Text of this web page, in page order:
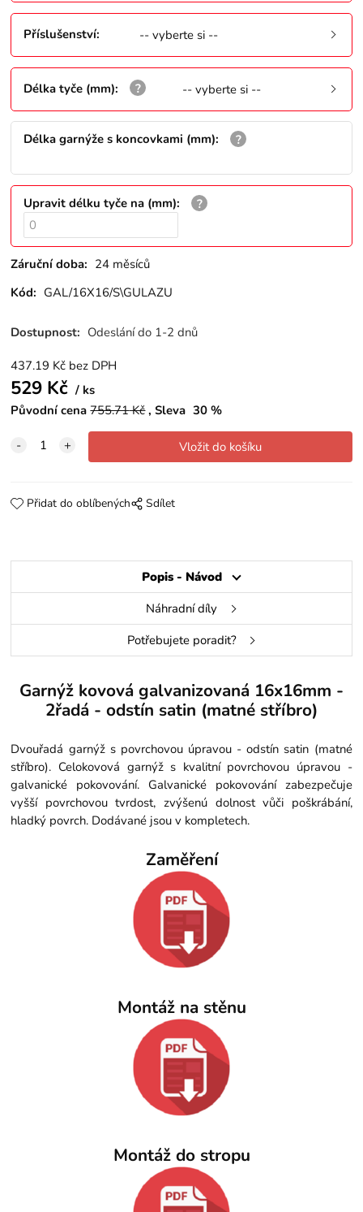
Příslušenství: -- vyberte si --
Délka tyče (mm): -- vyberte si --
Délka garnýže s koncovkami (mm):
Upravit délku tyče na (mm):
Záruční doba: 24 měsíců
Kód: GAL/16X16/S\GULAZU
Dostupnost: Odeslání do 1-2 dnů
437.19 Kč bez DPH
529 Kč
ks
Původní cena 755.71Kč Sleva 30 %
Přidat do oblíbených Sdílet
Popis - Návod
Náhradní díly
Potřebujete poradit?
Garnýž kovová galvanizovaná 16x16mm -
2řadá - odstín satin (matné stříbro)
Dvouřadá garnýž s povrchovou úpravou - odstín satin (matné
stříbro). Celokovová garnýž s kvalitní povrchovou úpravou -
galvanické pokovování. Galvanické pokovování zabezpečuje
vyšší povrchovou tvrdost, zvýšenú dolnost vůči poškrábání,
hladký povrch. Dodávané jsou v kompletech.
Zaměření
Montáž na stěnu
Montáž do stropu